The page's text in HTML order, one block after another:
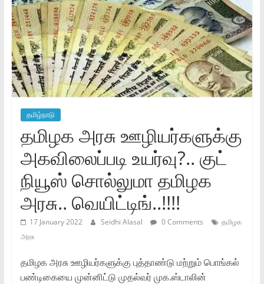
தமிழ்நாடு
தமிழக அரசு ஊழியர்களுக்கு
அகவிலைப்படி உயர்வு?.. குட்
நியூஸ் சொல்லுமா தமிழக
அரசு.. வெயிட்டிங்..!!!!
17 January 2022 Seidhi Alasal 0 Comments
தமிழக
அரசு
தமிழக அரசு ஊழியர்களுக்கு புத்தாண்டு மற்றும் பொங்கல்
பண்டிகையை முன்னிட்டு முதல்வர் முக.ஸ்டாலின்